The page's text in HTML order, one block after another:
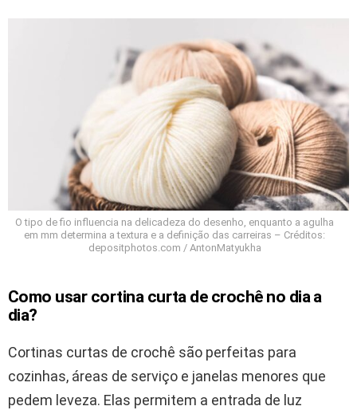
O tipo de fio influencia na delicadeza do desenho, enquanto a agulha
em mm determina a textura e a definição das carreiras – Créditos:
depositphotos.com / AntonMatyukha
Como usar cortina curta de crochê no dia a
dia?
Cortinas curtas de crochê são perfeitas para
cozinhas, áreas de serviço e janelas menores que
pedem leveza. Elas permitem a entrada de luz